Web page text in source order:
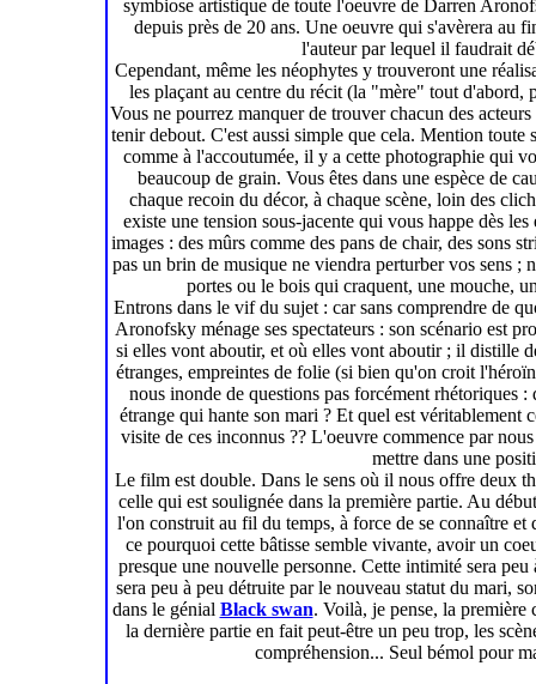
symbiose artistique de toute l'oeuvre de Darren
depuis près de 20 ans. Une oeuvre qui s'avèrera au
l'auteur par lequel il faudrait
Cependant, même les néophytes y trouveront une
les plaçant au centre du récit (la "mère" tout d'abord,
Vous ne pourrez manquer de trouver chacun des
tenir debout. C'est aussi simple que cela. Mention
comme à l'accoutumée, il y a cette photographie qui
beaucoup de grain. Vous êtes dans une espèce de
chaque recoin du décor, à chaque scène, loin des
existe une tension sous-jacente qui vous happe dès
images : des mûrs comme des pans de chair, des sons
pas un brin de musique ne viendra perturber vos sens ;
portes ou le bois qui craquent, une mouche,
Entrons dans le vif du sujet : car sans comprendre de
Aronofsky ménage ses spectateurs : son scénario est
si elles vont aboutir, et où elles vont aboutir ; il distille
étranges, empreintes de folie (si bien qu'on croit
nous inonde de questions pas forcément rhétoriques
étrange qui hante son mari ? Et quel est véritablement
visite de ces inconnus ?? L'oeuvre commence par
mettre dans une
Le film est double. Dans le sens où il nous offre deux
celle qui est soulignée dans la première partie. Au
l'on construit au fil du temps, à force de se connaître
ce pourquoi cette bâtisse semble vivante, avoir un
presque une nouvelle personne. Cette intimité sera
sera peu à peu détruite par le nouveau statut du mari,
dans le génial Black swan. Voilà, je pense, la
la dernière partie en fait peut-être un peu trop, les
compréhension... Seul bémol pour